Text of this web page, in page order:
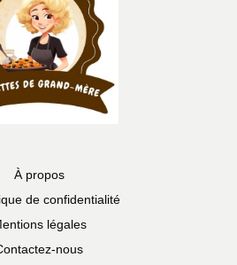
À propos
de confidentialité
légales
nous